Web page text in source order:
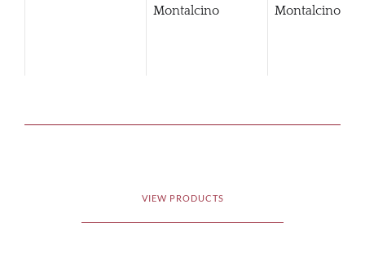
Montalcino
Montalcino
VIEW PRODUCTS